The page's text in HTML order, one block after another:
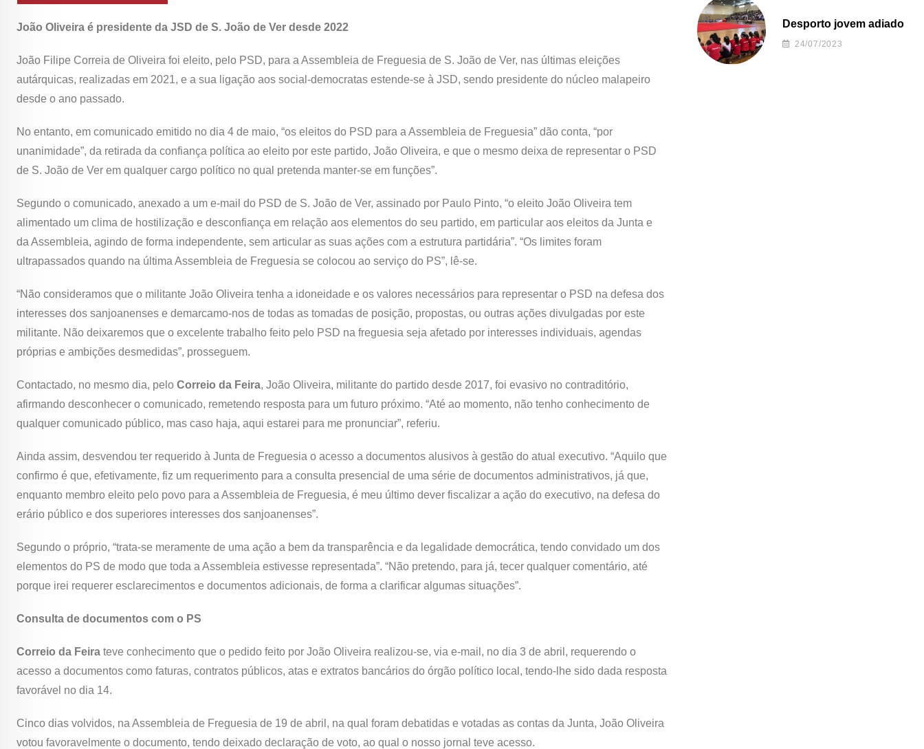
João Oliveira é presidente da JSD de S. João de Ver desde 2022
João Filipe Correia de Oliveira foi eleito, pelo PSD, para a Assembleia de Freguesia de S. João de Ver, nas últimas eleições
autárquicas, realizadas em 2021, e a sua ligação aos social-democratas estende-se à JSD, sendo presidente do núcleo malapeiro
desde o ano passado.
No entanto, em comunicado emitido no dia 4 de maio, “os eleitos do PSD para a Assembleia de Freguesia” dão conta, “por
unanimidade”, da retirada da confiança política ao eleito por este partido, João Oliveira, e que o mesmo deixa de representar o PSD
de S. João de Ver em qualquer cargo político no qual pretenda manter-se em funções”.
Segundo o comunicado, anexado a um e-mail do PSD de S. João de Ver, assinado por Paulo Pinto, “o eleito João Oliveira tem
alimentado um clima de hostilização e desconfiança em relação aos elementos do seu partido, em particular aos eleitos da Junta e
da Assembleia, agindo de forma independente, sem articular as suas ações com a estrutura partidária”. “Os limites foram
ultrapassados quando na última Assembleia de Freguesia se colocou ao serviço do PS”, lê-se.
“Não consideramos que o militante João Oliveira tenha a idoneidade e os valores necessários para representar o PSD na defesa dos
interesses dos sanjoanenses e demarcamo-nos de todas as tomadas de posição, propostas, ou outras ações divulgadas por este
militante. Não deixaremos que o excelente trabalho feito pelo PSD na freguesia seja afetado por interesses individuais, agendas
próprias e ambições desmedidas”, prosseguem.
Contactado, no mesmo dia, pelo Correio da Feira, João Oliveira, militante do partido desde 2017, foi evasivo no contraditório,
afirmando desconhecer o comunicado, remetendo resposta para um futuro próximo. “Até ao momento, não tenho conhecimento de
qualquer comunicado público, mas caso haja, aqui estarei para me pronunciar”, referiu.
Ainda assim, desvendou ter requerido à Junta de Freguesia o acesso a documentos alusivos à gestão do atual executivo. “Aquilo que
confirmo é que, efetivamente, fiz um requerimento para a consulta presencial de uma série de documentos administrativos, já que,
enquanto membro eleito pelo povo para a Assembleia de Freguesia, é meu último dever fiscalizar a ação do executivo, na defesa do
erário público e dos superiores interesses dos sanjoanenses”.
Segundo o próprio, “trata-se meramente de uma ação a bem da transparência e da legalidade democrática, tendo convidado um dos
elementos do PS de modo que toda a Assembleia estivesse representada”. “Não pretendo, para já, tecer qualquer comentário, até
porque irei requerer esclarecimentos e documentos adicionais, de forma a clarificar algumas situações”.
Consulta de documentos com o PS
Correio da Feira teve conhecimento que o pedido feito por João Oliveira realizou-se, via e-mail, no dia 3 de abril, requerendo o
acesso a documentos como faturas, contratos públicos, atas e extratos bancários do órgão político local, tendo-lhe sido dada resposta
favorável no dia 14.
Cinco dias volvidos, na Assembleia de Freguesia de 19 de abril, na qual foram debatidas e votadas as contas da Junta, João Oliveira
votou favoravelmente o documento, tendo deixado declaração de voto, ao qual o nosso jornal teve acesso.
Desporto jovem adiado
24/07/2023